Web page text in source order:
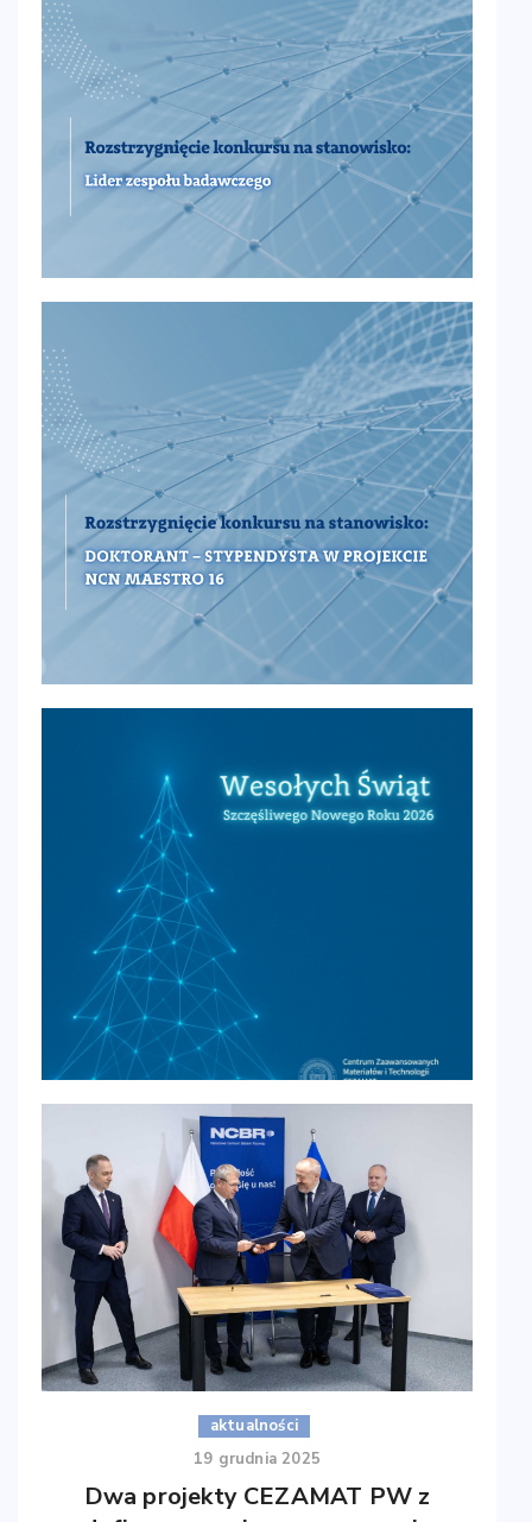
aktualności
10 stycznia 2026
Rozstrzygnięcie konkursu na
stanowisko: Lider zespołu
badawczego
„Centrum Badań i Zastosowań Terahercowych
CENTERA2” w zespołach nr 3 i nr 4
aktualności
8 stycznia 2026
Rozstrzygnięcie konkursu na
stanowisko doktorant-stypendysta
oraz student-stypendysta w projekcie
Maestro 16
Projekt badawczy Maestro 16 (UMO-
2024/54/A/ST4/00283)
aktualności
22 grudnia 2025
Życzenia świąteczne i noworoczne
Z okazji Świąt Bożego Narodzenia oraz
nadchodzącego Nowego Roku składamy wszystkim
naszym Partnerom, Współpracownikom oraz
Klientom najserdeczniejsze życzenia zdrowia,
aktualności
19 grudnia 2025
Dwa projekty CEZAMAT PW z